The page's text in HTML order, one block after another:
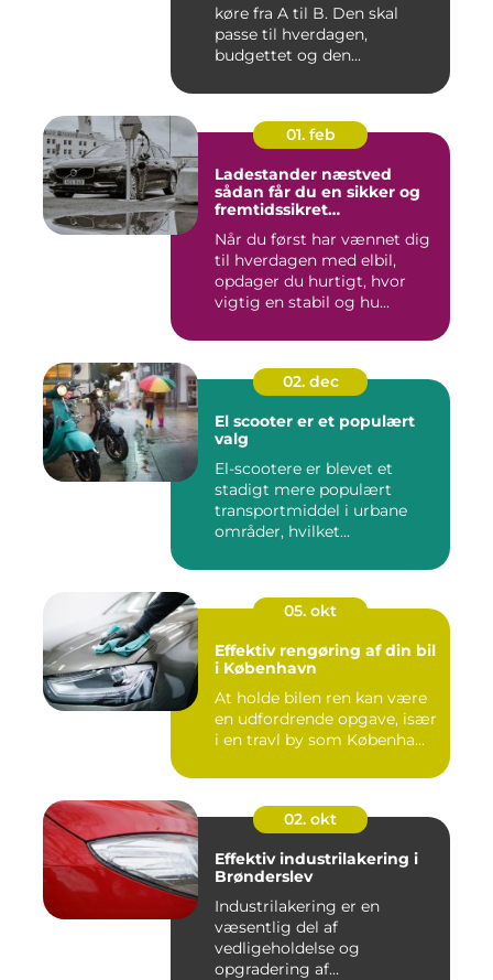
køre fra A til B. Den skal
passe til hverdagen,
budgettet og den...
01. feb
Ladestander næstved
sådan får du en sikker og
fremtidssikret
Når du først har vænnet dig
til hverdagen med elbil,
opdager du hurtigt, hvor
vigtig en stabil og hu...
02. dec
El scooter er et populært
valg
El-scootere er blevet et
stadigt mere populært
transportmiddel i urbane
områder, hvilket...
05. okt
Effektiv rengøring af din bil
i København
At holde bilen ren kan være
en udfordrende opgave, især
i en travl by som Københa...
02. okt
Effektiv industrilakering i
Brønderslev
Industrilakering er en
væsentlig del af
vedligeholdelse og
opgradering af